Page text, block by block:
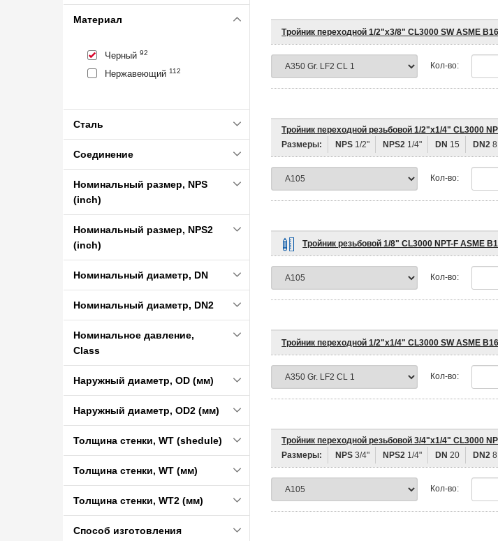
Материал
Черный 92
Нержавеющий 112
Сталь
Соединение
Номинальный размер, NPS
(inch)
Номинальный размер, NPS2
(inch)
Номинальный диаметр, DN
Номинальный диаметр, DN2
Номинальное давление,
Class
Наружный диаметр, OD (мм)
Наружный диаметр, OD2 (мм)
Толщина стенки, WT (shedule)
Толщина стенки, WT (мм)
Толщина стенки, WT2 (мм)
Способ изготовления
Тройник переходной 1/2"х3/8" CL3000 SW ASME
Кол-во:
Тройник переходной резьбовой 1/2"х1/4" CL3000
Размеры:
NPS 1/2" NPS2 1/4" DN 15 DN2 8
Кол-во:
Тройник резьбовой 1/8" CL3000 NPT-F ASME
Кол-во:
Тройник переходной 1/2"х1/4" CL3000 SW ASME
Кол-во:
Тройник переходной резьбовой 3/4"х1/4" CL3000
Размеры:
NPS 3/4" NPS2 1/4" DN 20 DN2 8
Кол-во: